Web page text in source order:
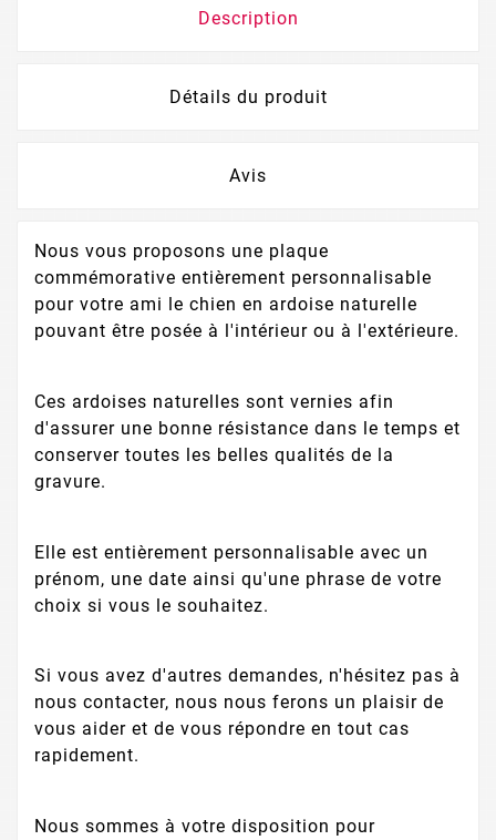
Description
Détails du produit
Avis
Nous vous proposons une plaque
commémorative entièrement personnalisable
pour votre ami le chien en ardoise naturelle
pouvant être posée à l'intérieur ou à l'extérieure.
Ces ardoises naturelles sont vernies afin
d'assurer une bonne résistance dans le temps et
conserver toutes les belles qualités de la
gravure.
Elle est entièrement personnalisable avec un
prénom, une date ainsi qu'une phrase de votre
choix si vous le souhaitez.
Si vous avez d'autres demandes, n'hésitez pas à
nous contacter, nous nous ferons un plaisir de
vous aider et de vous répondre en tout cas
rapidement.
Nous sommes à votre disposition pour